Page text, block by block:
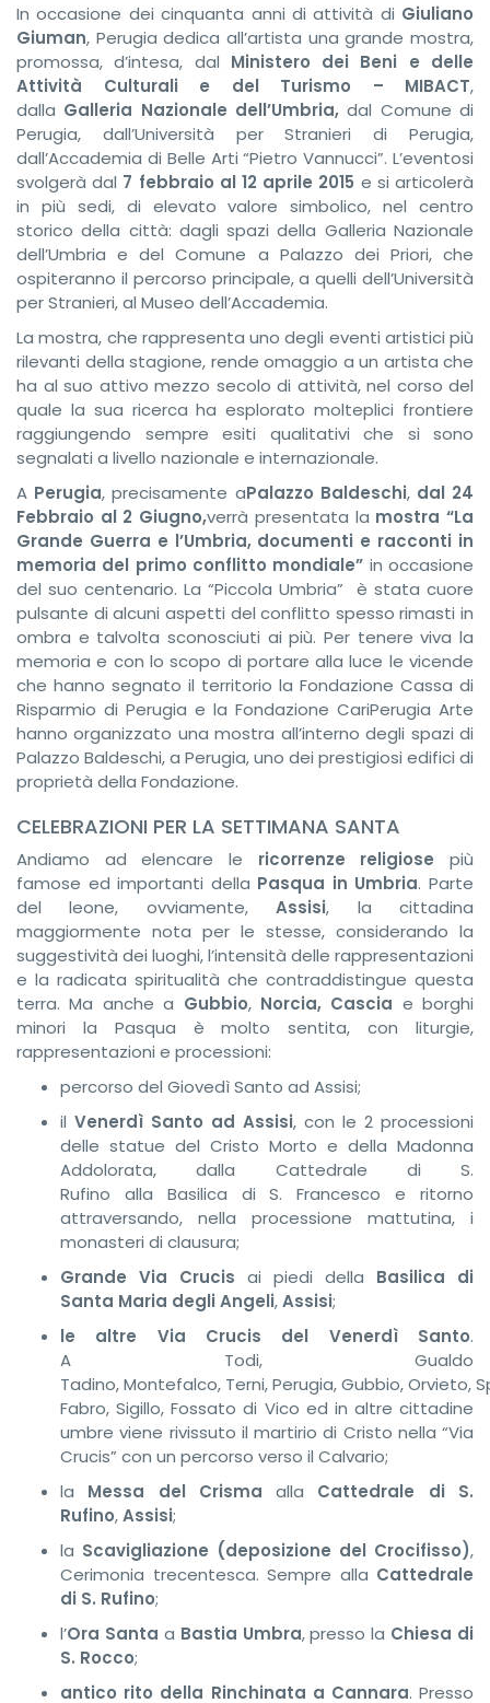
In occasione dei cinquanta anni di attività di Giuliano
Giuman, Perugia dedica all’artista una grande mostra,
promossa, d’intesa, dal Ministero dei Beni e delle
Attività Culturali e del Turismo – MIBACT,
dalla Galleria Nazionale dell’Umbria, dal Comune di
Perugia, dall’Università per Stranieri di Perugia,
dall’Accademia di Belle Arti “Pietro Vannucci”. L’eventosi
svolgerà dal 7 febbraio al 12 aprile 2015 e si articolerà
in più sedi, di elevato valore simbolico, nel centro
storico della città: dagli spazi della Galleria Nazionale
dell’Umbria e del Comune a Palazzo dei Priori, che
ospiteranno il percorso principale, a quelli dell’Università
per Stranieri, al Museo dell’Accademia.
La mostra, che rappresenta uno degli eventi artistici più
rilevanti della stagione, rende omaggio a un artista che
ha al suo attivo mezzo secolo di attività, nel corso del
quale la sua ricerca ha esplorato molteplici frontiere
raggiungendo sempre esiti qualitativi che si sono
segnalati a livello nazionale e internazionale.
A Perugia, precisamente aPalazzo Baldeschi, dal 24
Febbraio al 2 Giugno,verrà presentata la mostra “La
Grande Guerra e l’Umbria, documenti e racconti in
memoria del primo conflitto mondiale” in occasione
del suo centenario. La “Piccola Umbria” è stata cuore
pulsante di alcuni aspetti del conflitto spesso rimasti in
ombra e talvolta sconosciuti ai più. Per tenere viva la
memoria e con lo scopo di portare alla luce le vicende
che hanno segnato il territorio la Fondazione Cassa di
Risparmio di Perugia e la Fondazione CariPerugia Arte
hanno organizzato una mostra all’interno degli spazi di
Palazzo Baldeschi, a Perugia, uno dei prestigiosi edifici di
proprietà della Fondazione.
CELEBRAZIONI PER LA SETTIMANA SANTA
Andiamo ad elencare le ricorrenze religiose più
famose ed importanti della Pasqua in Umbria. Parte
del leone, ovviamente,Assisi, la cittadina
maggiormente nota per le stesse, considerando la
suggestività dei luoghi, l’intensità delle rappresentazioni
e la radicata spiritualità che contraddistingue questa
terra. Ma anche a Gubbio, Norcia, Cascia e borghi
minori la Pasqua è molto sentita, con liturgie,
rappresentazioni e processioni:
percorso del Giovedì Santo ad Assisi;
il Venerdì Santo ad Assisi, con le 2 processioni
delle statue del Cristo Morto e della Madonna
Addolorata, dalla Cattedrale di S.
Rufino alla Basilica di S. Francesco e ritorno
attraversando, nella processione mattutina, i
monasteri di clausura;
Grande Via Crucis ai piedi della Basilica di
Santa Maria degli Angeli,Assisi;
le altre Via Crucis del Venerdì Santo.
A Todi, Gualdo
Tadino, Montefalco, Terni, Perugia, Gubbio, Orvieto,
Fabro, Sigillo, Fossato di Vico ed in altre cittadine
umbre viene rivissuto il martirio di Cristo nella “Via
Crucis” con un percorso verso il Calvario;
la Messa del Crisma alla Cattedrale di S.
Rufino,Assisi;
la Scavigliazione (deposizione del Crocifisso),
Cerimonia trecentesca. Sempre alla Cattedrale
di S. Rufino;
l’Ora Santa a Bastia Umbra, presso la Chiesa di
S. Rocco;
antico rito della Rinchinata a Cannara. Presso